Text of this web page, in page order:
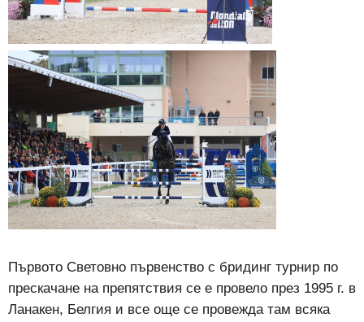
Първото Световно първенство с бридинг турнир по
прескачане на препятствия се е провело през 1995 г. в
Ланакен, Белгия и все още се провежда там всяка